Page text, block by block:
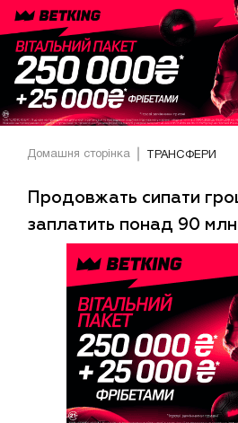
Домашня сторінка ТРАНСФЕРИ
Продовжать сипати
заплатить понад 90 млн